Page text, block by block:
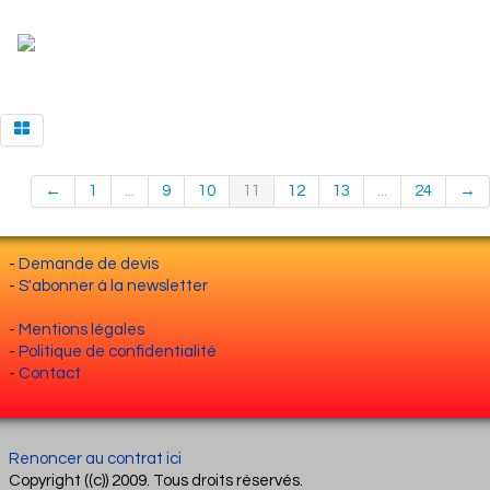
← 1 ... 9 10 11 12 13 ... 24 →
- Demande de devis
- S'abonner à la newsletter
- Mentions légales
- Politique de confidentialité
- Contact
Renoncer au contrat ici
Copyright ((c)) 2009. Tous droits réservés.